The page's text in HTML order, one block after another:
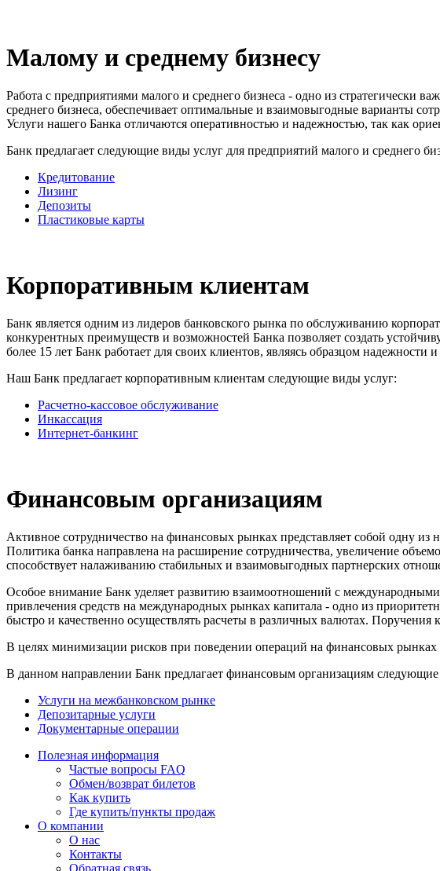
Малому и среднему бизнесу
Работа с предприятиями малого и среднего бизнеса - одно из стратегически
среднего бизнеса, обеспечивает оптимальные и взаимовыгодные варианты
Услуги нашего Банка отличаются оперативностью и надежностью, так как
Банк предлагает следующие виды услуг для предприятий малого и среднего
Кредитование
Лизинг
Депозиты
Пластиковые карты
Корпоративным клиентам
Банк является одним из лидеров банковского рынка по обслуживанию
конкурентных преимуществ и возможностей Банка позволяет создать
более 15 лет Банк работает для своих клиентов, являясь образцом надежности
Наш Банк предлагает корпоративным клиентам следующие виды услуг:
Расчетно-кассовое обслуживание
Инкассация
Интернет-банкинг
Финансовым организациям
Активное сотрудничество на финансовых рынках представляет собой одну
Политика банка направлена на расширение сотрудничества, увеличение
способствует налаживанию стабильных и взаимовыгодных партнерских
Особое внимание Банк уделяет развитию взаимоотношений с
привлечения средств на международных рынках капитала - одно из
быстро и качественно осуществлять расчеты в различных валютах.
В целях минимизации рисков при поведении операций на финансовых рынках
В данном направлении Банк предлагает финансовым организациям следующие
Услуги на межбанковском рынке
Депозитарные услуги
Документарные операции
Полезная информация
Частые вопросы FAQ
Обмен/возврат билетов
Как купить
Где купить/пункты продаж
О компании
О нас
Контакты